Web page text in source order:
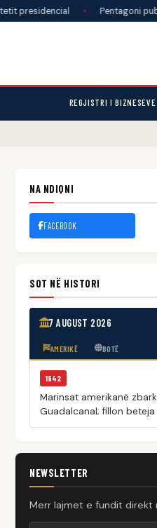
• Pentagoni publikon
REGJISTRI I BIZNESEVE
NA NDIQNI
FACEBOOK
SOT NË HISTORI
7 AUGUST 2026
AMERIKË BOTË
1942
Marinsat amerikanë
Guadalcanal; fillon beteja
NEWSLETTER
Merr lajmet e fundit direkt